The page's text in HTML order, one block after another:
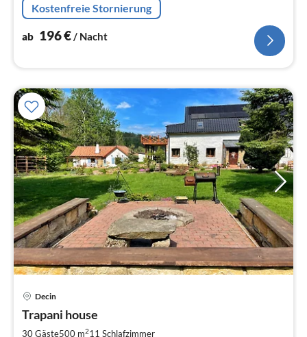
Kostenfreie Stornierung
ab 196€/ Nacht
Decin
Trapani house
30 Gäste500 m211 Schlafzimmer